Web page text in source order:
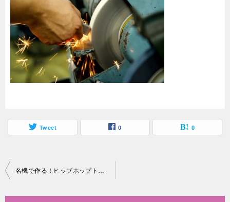
Tweet 0 0
投
名機で作る！ヒップホップトラックの作り方のコツ（AKAI MPC4000編）②